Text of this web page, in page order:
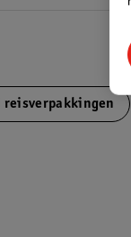
reisverpakkingen